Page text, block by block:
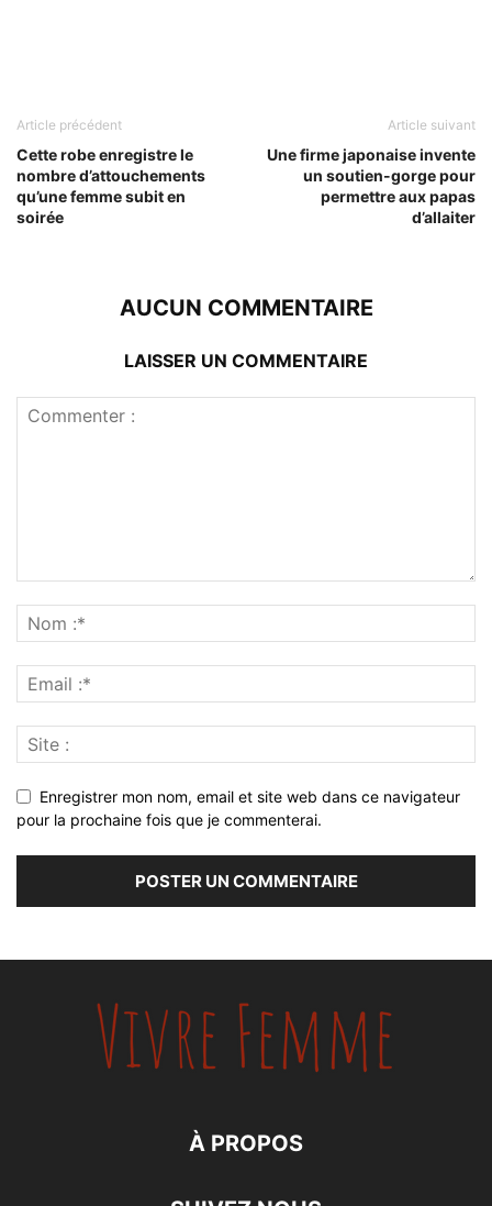
Article précédent
Cette robe enregistre le
nombre d’attouchements
qu’une femme subit en
soirée
Article suivant
Une firme japonaise invente
un soutien-gorge pour
permettre aux papas
d’allaiter
AUCUN COMMENTAIRE
LAISSER UN COMMENTAIRE
Enregistrer mon nom, email et site web dans ce navigateur
pour la prochaine fois que je commenterai.
À PROPOS